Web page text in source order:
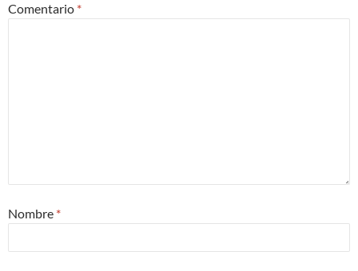
Comentario *
Nombre *